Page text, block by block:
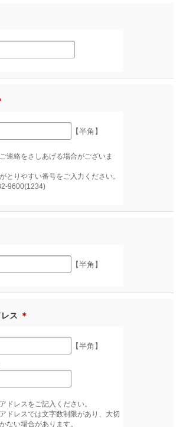
【半角】
連絡をさしあげる場合がございま
とりやすい番号をご入力ください。
9600(1234)
【半角】
ス ＊
【半角】
ドレスをご記入ください。
ドレスでは文字数制限があり、大切
ない場合があります。